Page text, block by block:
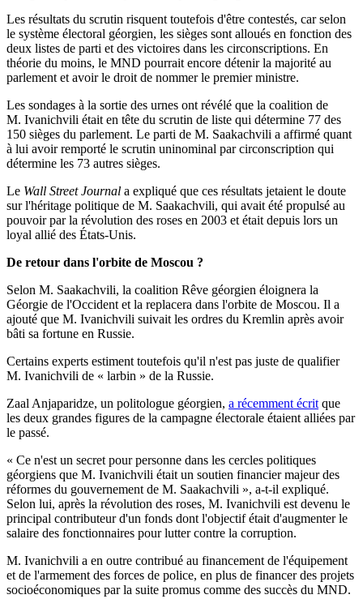
Les résultats du scrutin risquent toutefois d'être contestés, car selon
le système électoral géorgien, les sièges sont alloués en fonction des
deux listes de parti et des victoires dans les circonscriptions. En
théorie du moins, le MND pourrait encore détenir la majorité au
parlement et avoir le droit de nommer le premier ministre.
Les sondages à la sortie des urnes ont révélé que la coalition de
M. Ivanichvili était en tête du scrutin de liste qui détermine 77 des
150 sièges du parlement. Le parti de M. Saakachvili a affirmé quant
à lui avoir remporté le scrutin uninominal par circonscription qui
détermine les 73 autres sièges.
Le Wall Street Journal a expliqué que ces résultats jetaient le doute
sur l'héritage politique de M. Saakachvili, qui avait été propulsé au
pouvoir par la révolution des roses en 2003 et était depuis lors un
loyal allié des États-Unis.
De retour dans l'orbite de Moscou ?
Selon M. Saakachvili, la coalition Rêve géorgien éloignera la
Géorgie de l'Occident et la replacera dans l'orbite de Moscou. Il a
ajouté que M. Ivanichvili suivait les ordres du Kremlin après avoir
bâti sa fortune en Russie.
Certains experts estiment toutefois qu'il n'est pas juste de qualifier
M. Ivanichvili de « larbin » de la Russie.
Zaal Anjaparidze, un politologue géorgien, a récemment écrit que
les deux grandes figures de la campagne électorale étaient alliées par
le passé.
« Ce n'est un secret pour personne dans les cercles politiques
géorgiens que M. Ivanichvili était un soutien financier majeur des
réformes du gouvernement de M. Saakachvili », a-t-il expliqué.
Selon lui, après la révolution des roses, M. Ivanichvili est devenu le
principal contributeur d'un fonds dont l'objectif était d'augmenter le
salaire des fonctionnaires pour lutter contre la corruption.
M. Ivanichvili a en outre contribué au financement de l'équipement
et de l'armement des forces de police, en plus de financer des projets
socioéconomiques par la suite promus comme des succès du MND.